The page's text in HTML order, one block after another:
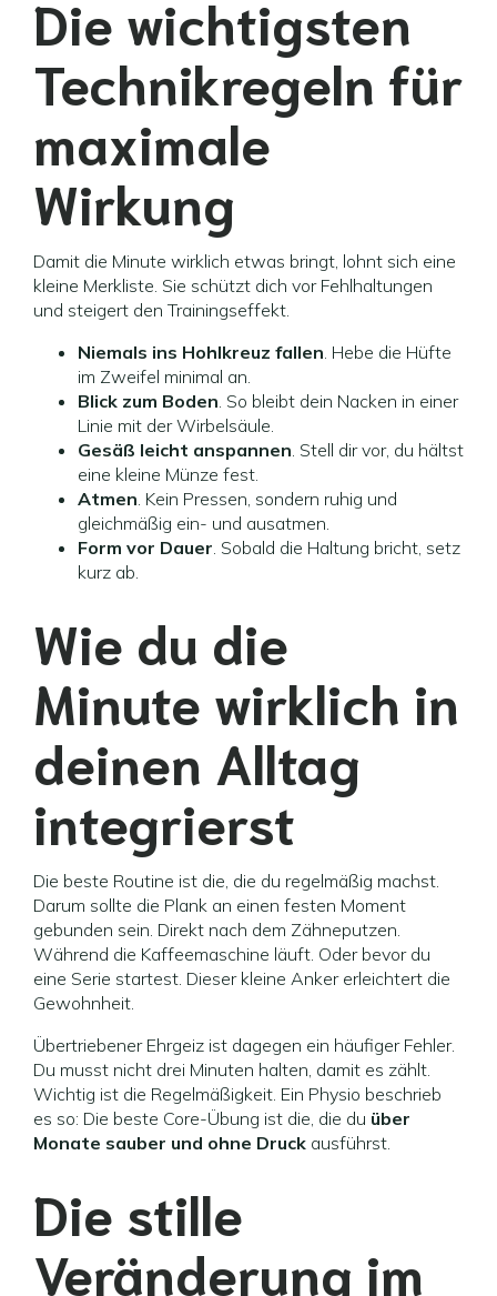
Die wichtigsten
Technikregeln für
maximale
Wirkung
Damit die Minute wirklich etwas bringt, lohnt sich eine
kleine Merkliste. Sie schützt dich vor Fehlhaltungen
und steigert den Trainingseffekt.
Niemals ins Hohlkreuz fallen. Hebe die Hüfte
im Zweifel minimal an.
Blick zum Boden. So bleibt dein Nacken in einer
Linie mit der Wirbelsäule.
Gesäß leicht anspannen. Stell dir vor, du hältst
eine kleine Münze fest.
Atmen. Kein Pressen, sondern ruhig und
gleichmäßig ein- und ausatmen.
Form vor Dauer. Sobald die Haltung bricht, setz
kurz ab.
Wie du die
Minute wirklich in
deinen Alltag
integrierst
Die beste Routine ist die, die du regelmäßig machst.
Darum sollte die Plank an einen festen Moment
gebunden sein. Direkt nach dem Zähneputzen.
Während die Kaffeemaschine läuft. Oder bevor du
eine Serie startest. Dieser kleine Anker erleichtert die
Gewohnheit.
Übertriebener Ehrgeiz ist dagegen ein häufiger Fehler.
Du musst nicht drei Minuten halten, damit es zählt.
Wichtig ist die Regelmäßigkeit. Ein Physio beschrieb
es so: Die beste Core-Übung ist die, die du über
Monate sauber und ohne Druck ausführst.
Die stille
Veränderung im